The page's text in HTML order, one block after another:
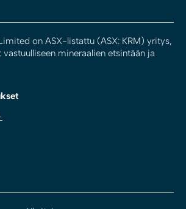
on ASX-listattu (ASX: KRM) yritys,
mineraalien etsintään ja